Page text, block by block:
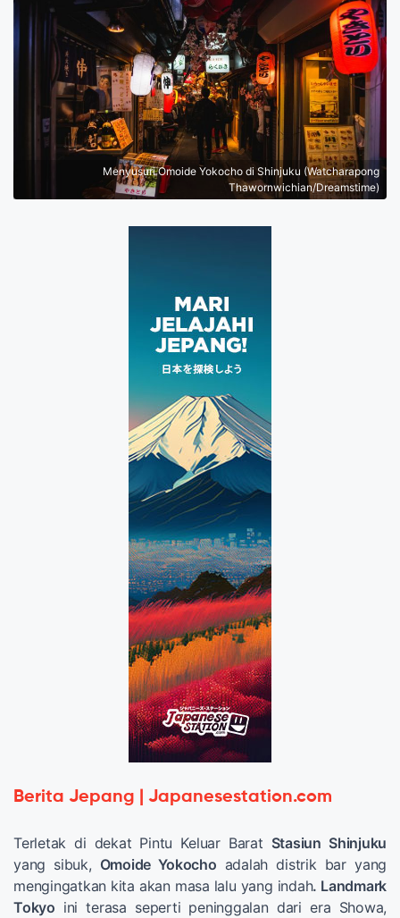
Menyusuri Omoide Yokocho di Shinjuku (Watcharapong
Thawornwichian/Dreamstime)
Berita Jepang | Japanesestation.com
Terletak di dekat Pintu Keluar Barat Stasiun Shinjuku
yang sibuk, Omoide Yokocho adalah distrik bar yang
mengingatkan kita akan masa lalu yang indah. Landmark
Tokyo ini terasa seperti peninggalan dari era Showa,